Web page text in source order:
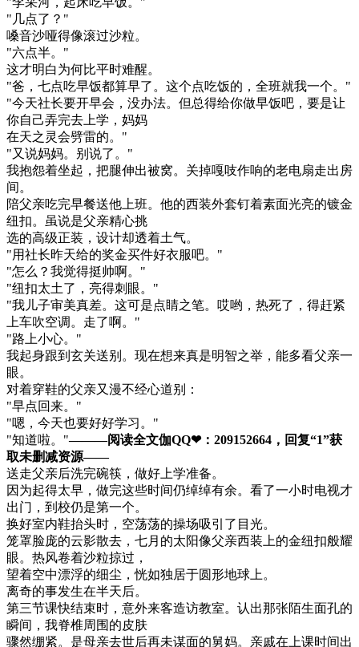
"几点了？"
嗓音沙哑得像滚过沙粒。
"六点半。"
这才明白为何比平时难醒。
"爸，七点吃早饭都算早了。这个点吃饭的，全班就我一个。"
"今天社长要开早会，没办法。但总得给你做早饭吧，要是让
你自己弄完去上学，妈妈
在天之灵会劈雷的。"
"又说妈妈。别说了。"
我抱怨着坐起，把腿伸出被窝。关掉嘎吱作响的老电扇走出房
间。
陪父亲吃完早餐送他上班。他的西装外套钉着素面光亮的镀金
纽扣。虽说是父亲精心挑
选的高级正装，设计却透着土气。
"用社长昨天给的奖金买件好衣服吧。"
"怎么？我觉得挺帅啊。"
"纽扣太土了，亮得刺眼。"
"我儿子审美真差。这可是点睛之笔。哎哟，热死了，得赶紧
上车吹空调。走了啊。"
"路上小心。"
我起身跟到玄关送别。现在想来真是明智之举，能多看父亲一
眼。
对着穿鞋的父亲又漫不经心道别：
"早点回来。"
"嗯，今天也要好好学习。"
"知道啦。"———阅读全文伽QQ❤：209152664，回复“1”获
取未删减资源—​​​​—
送走父亲后洗完碗筷，做好上学准备。
因为起得太早，做完这些时间仍绰绰有余。看了一小时电视才
出门，到校仍是第一个。
换好室内鞋抬头时，空荡荡的操场吸引了目光。
笼罩脸庞的云影散去，七月的太阳像父亲西装上的金纽扣般耀
眼。热风卷着沙粒掠过，
望着空中漂浮的细尘，恍如独居于圆形地球上。
离奇的事发生在半天后。
第三节课快结束时，意外来客造访教室。认出那张陌生面孔的
瞬间，我脊椎周围的皮肤
骤然绷紧。是母亲去世后再未谋面的舅妈。亲戚在上课时间出